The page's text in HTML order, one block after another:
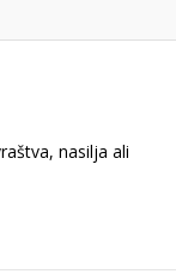
nasilja ali